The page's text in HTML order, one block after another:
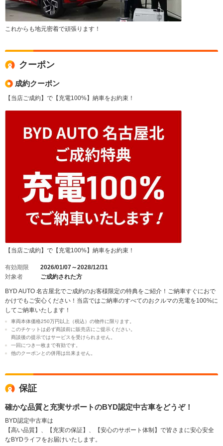
これからも地元密着で頑張ります！
クーポン
成約クーポン
【当店ご成約】で【充電100%】納車をお約束！
【当店ご成約】で【充電100%】納車をお約束！
有効期限
2026/01/07～2028/12/31
対象者
ご成約された方
BYD AUTO 名古屋北でご成約のお客様限定の特典をご紹介！ご納車すぐにおで
かけでもご安心ください！当店ではご納車のすべてのおクルマの充電を100%に
してご納車いたします！
車両本体価格250万円以上（税込）の物件に限ります。
このチケットは必ず商談前に販売店にご提示ください。
商談後の提示ではサービスを受けられません。
一回につき一枚まで有効です。
他のクーポンとの併用は出来ません。
保証
確かな品質と充実サポートのBYD認定中古車をどうぞ！
BYD認定中古車は
【高い品質】、【充実の保証】、【安心のサポート体制】で皆さまに安心安全
なBYDライフをお届けいたします。